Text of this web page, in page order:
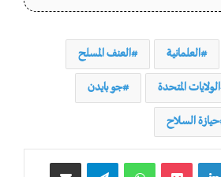
العلمانية العنف المسلح
الولايات المتحدة جو بايدن
حيازة السلاح
واتساب